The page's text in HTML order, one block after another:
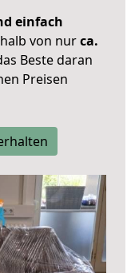
einfach
von nurca.
Beste daran
Preisen